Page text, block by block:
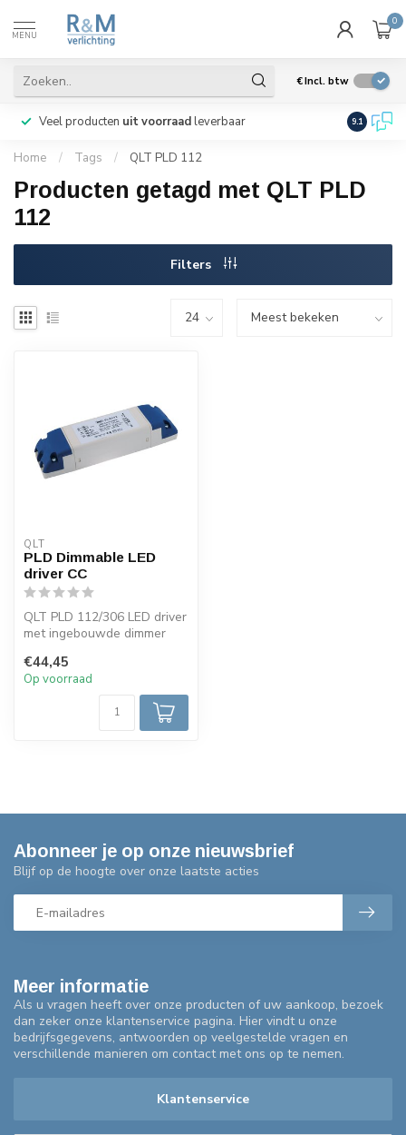
MENU
0
€Incl. btw
Veel producten uit voorraadleverbaar Wij
9.1
Home / Tags / QLT PLD 112
Producten getagd met QLT PLD
112
Filters
QLT
PLD Dimmable LED
driver CC
QLT PLD 112/306 LED driver
met ingebouwde dimmer
(A40PLD11200B) of 70...
€44,45
Op voorraad
Meer informatie
Als u vragen heeft over onze producten of uw aankoop, bezoek
dan zeker onze klantenservice pagina. Hier vindt u onze
bedrijfsgegevens, antwoorden op veelgestelde vragen en
verschillende manieren om contact met ons op te nemen.
Klantenservice
Abonneer je op onze nieuwsbrief
Blijf op de hoogte over onze laatste acties